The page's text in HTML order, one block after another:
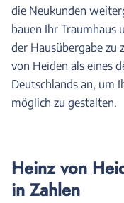
die Neukunden
bauen Ihr Traumhaus
der Hausübergabe zu
von Heiden als eines
Deutschlands an, um
möglich zu gestalten.
Heinz von
in Zahlen